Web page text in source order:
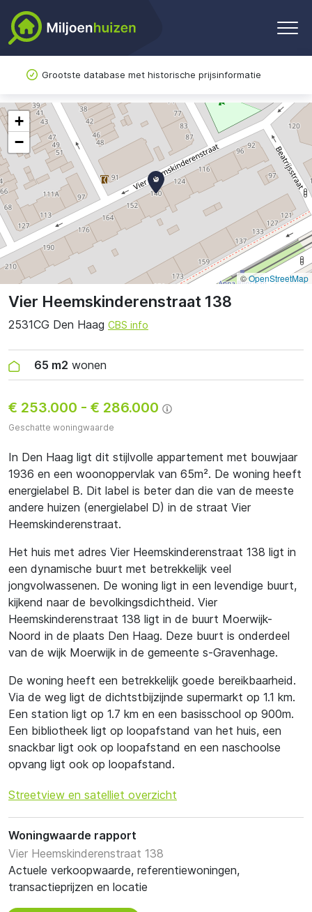
Grootste database met historische prijsinformatie
Vier Heemskinderenstraat 138
2531CG Den Haag CBS info
65 m2 wonen
€ 253.000 - € 286.000
Geschatte woningwaarde
In Den Haag ligt dit stijlvolle appartement met bouwjaar
1936 en een woonoppervlak van 65m². De woning heeft
energielabel B. Dit label is beter dan die van de meeste
andere huizen (energielabel D) in de straat Vier
Heemskinderenstraat.
Het huis met adres Vier Heemskinderenstraat 138 ligt in
een dynamische buurt met betrekkelijk veel
jongvolwassenen. De woning ligt in een levendige buurt,
kijkend naar de bevolkingsdichtheid. Vier
Heemskinderenstraat 138 ligt in de buurt Moerwijk-
Noord in de plaats Den Haag. Deze buurt is onderdeel
van de wijk Moerwijk in de gemeente s-Gravenhage.
De woning heeft een betrekkelijk goede bereikbaarheid.
Via de weg ligt de dichtstbijzijnde supermarkt op 1.1 km.
Een station ligt op 1.7 km en een basisschool op 900m.
Een bibliotheek ligt op loopafstand van het huis, een
snackbar ligt ook op loopafstand en een naschoolse
opvang ligt ook op loopafstand.
Streetview en satelliet overzicht
Woningwaarde rapport
Vier Heemskinderenstraat 138
Actuele verkoopwaarde, referentiewoningen,
transactieprijzen en locatie
+
−
©OpenStreetMap